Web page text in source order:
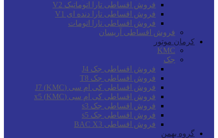
فروش اقساطی تارا اتوماتیک V2
فروش اقساطی تارا دنده ای V1
فروش اقساطی تارا اتومات
فروش اقساطی آریسان
کرمان موتور
KMC
جک
فروش اقساطی جک J4
فروش اقساطی جک T8
فروش اقساطی کی ام سی (KMC) J7
فروش اقساطی کی ام سی (KMC) x5
فروش اقساطی جک s3
فروش اقساطی جک s5
فروش اقساطی BAC X3
گروه بهمن